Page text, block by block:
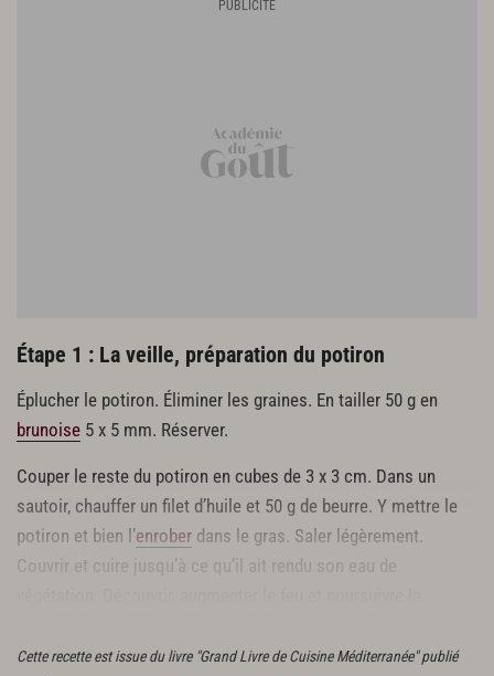
Étape 1 : La veille, préparation du potiron
Éplucher le potiron. Éliminer les graines. En tailler 50 g en
brunoise 5 x 5 mm. Réserver.
Couper le reste du potiron en cubes de 3 x 3 cm. Dans un
sautoir, chauffer un filet d’huile et 50 g de beurre. Y mettre le
potiron et bien l’enrober dans le gras. Saler légèrement.
Couvrir et cuire jusqu’à ce qu’il ait rendu son eau de
Cette recette est issue du livre "Grand Livre de Cuisine Méditerranée" publié